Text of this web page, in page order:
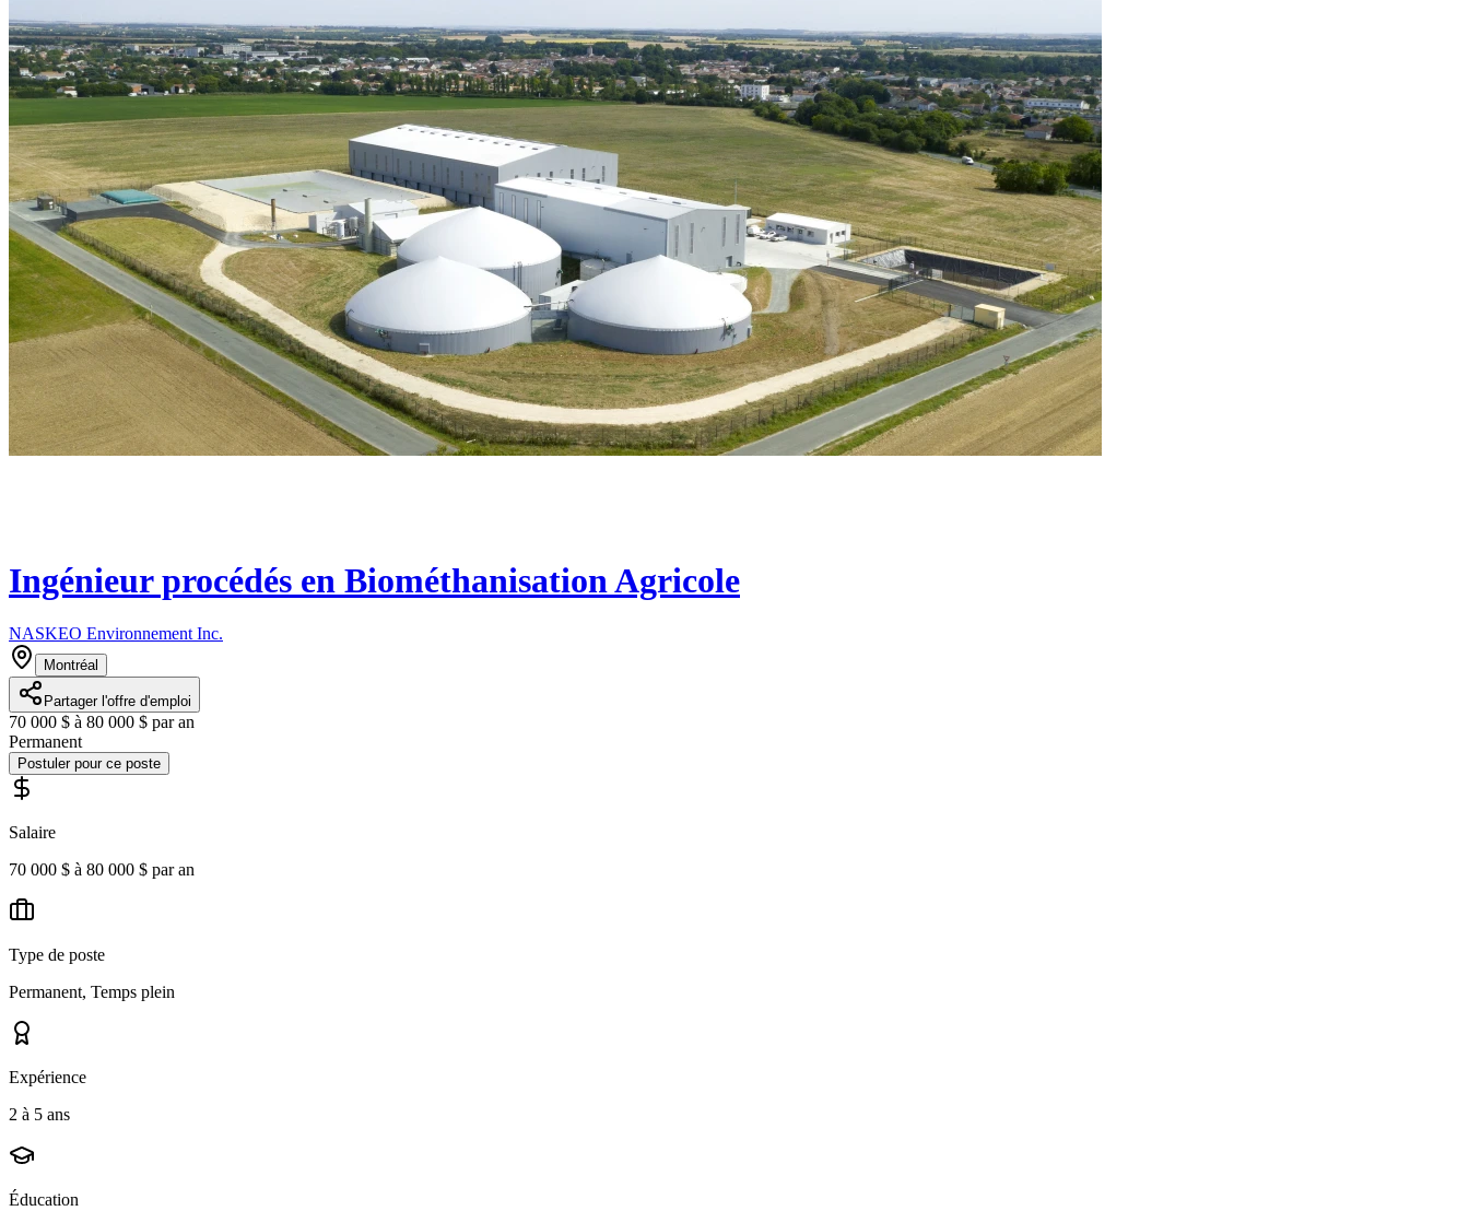
Ingénieur procédés en Biométhanisation Agricole
NASKEO Environnement Inc.
Montréal
Partager l'offre d'emploi
70 000 $ à 80 000 $ par an
Permanent
Postuler pour ce poste
Salaire
70 000 $ à 80 000 $ par an
Type de poste
Permanent, Temps plein
Expérience
2 à 5 ans
Éducation